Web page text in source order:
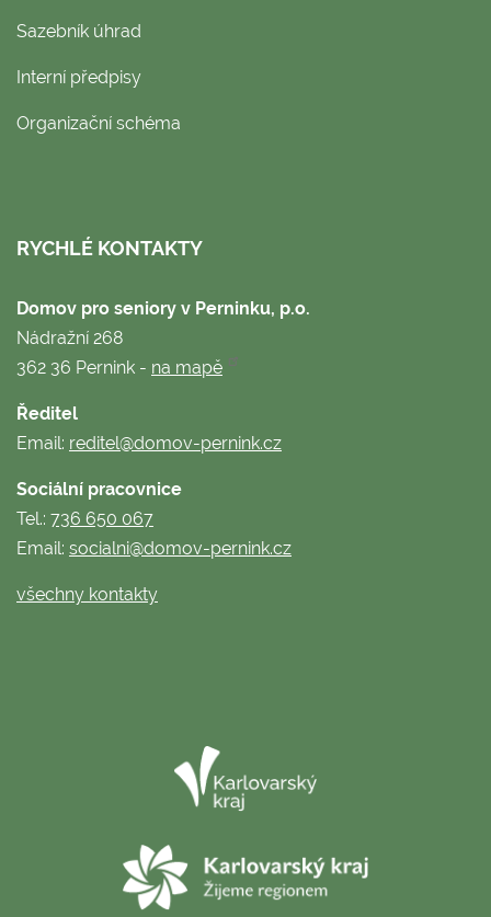
Sazebník úhrad
Interní předpisy
Organizační schéma
RYCHLÉ KONTAKTY
Domov pro seniory v Perninku, p.o.
Nádražní 268
362 36 Pernink - na mapě
Ředitel
Email: reditel@domov-pernink.cz
Sociální pracovnice
Tel.: 736 650 067
Email: socialni@domov-pernink.cz
všechny kontakty